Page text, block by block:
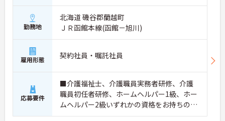
勤務地
北海道 磯谷郡蘭越町
ＪＲ函館本線(函館－旭川)
雇用形態 契約社員・嘱託社員
応募要件
■介護福祉士、介護職員実務者研修、介護
職員初任者研修、ホームヘルパー1級、ホー
ムヘルパー2級いずれかの資格をお持ちの方
※無資格・未経験応相談